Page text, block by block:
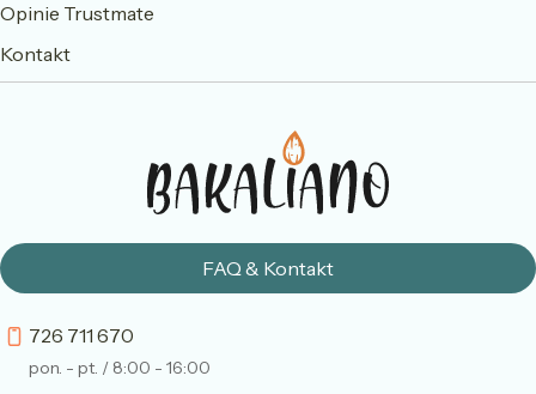
Opinie Trustmate
Kontakt
FAQ & Kontakt
726 711 670
pon. - pt. / 8:00 - 16:00